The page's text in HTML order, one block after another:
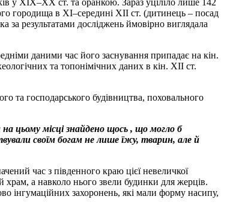
городища в ХІ–середині ХІІ ст. (дитинець – посад
за результатами досліджень ймовірно виглядала
даними час його заснування припадає на кін.
та топонімічних даних в кін. ХІІ ст.
та господарського будівництва, поховального
цьому місці знайдено щось , що могло б
своїм богам не лише їжу, тварин, але й
час з південного краю цієї невеличкої
храм, а навколо нього звели будинки для жерців.
інгумаційних захоронень, які мали форму насипу,